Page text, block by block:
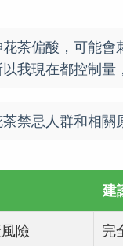
茶偏酸，可能
我現在都控制量
禁忌人群和相關
建
險 完